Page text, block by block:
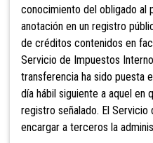
conocimiento del obligado al
anotación en un registro
de créditos contenidos en
Servicio de Impuestos
transferencia ha sido puesta
día hábil siguiente a aquel en
registro señalado. El
encargar a terceros la